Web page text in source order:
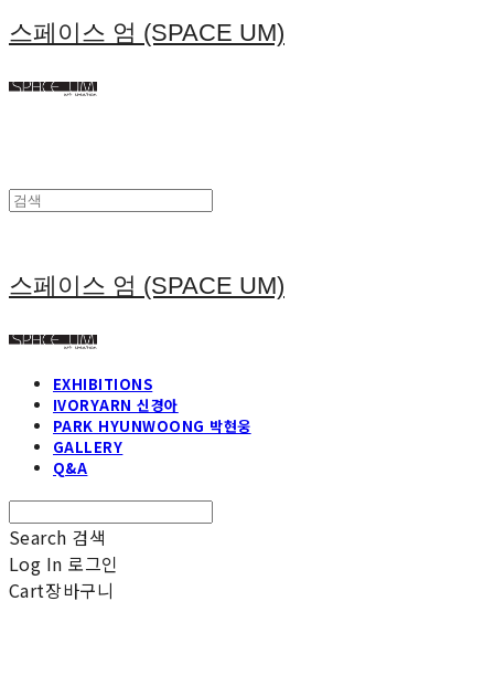
스페이스 엄 (SPACE UM)
스페이스 엄 (SPACE UM)
EXHIBITIONS
IVORYARN 신경아
PARK HYUNWOONG 박현웅
GALLERY
Q&A
Search 검색
Log In 로그인
Cart장바구니